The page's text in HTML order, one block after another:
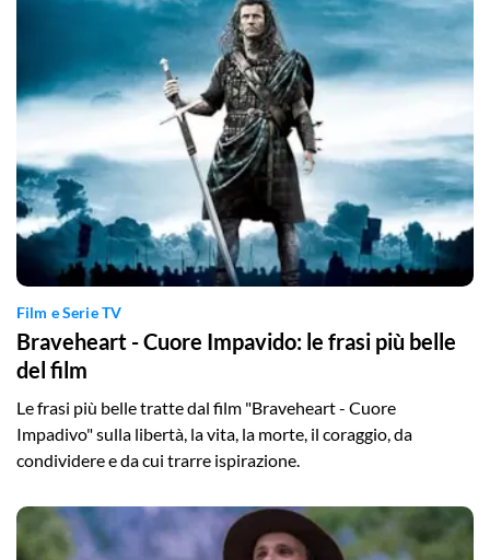
Film e Serie TV
Braveheart - Cuore Impavido: le frasi più belle
del film
Le frasi più belle tratte dal film "Braveheart - Cuore
Impadivo" sulla libertà, la vita, la morte, il coraggio, da
condividere e da cui trarre ispirazione.